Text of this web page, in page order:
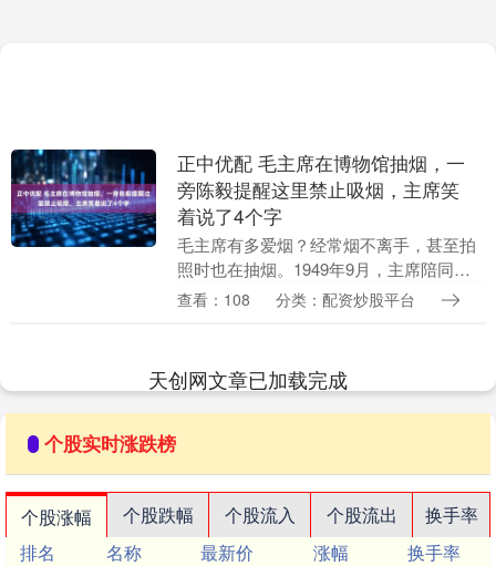
正中优配 毛主席在博物馆抽烟，一
旁陈毅提醒这里禁止吸烟，主席笑
着说了4个字
毛主席有多爱烟？经常烟不离手，甚至拍
照时也在抽烟。1949年9月，主席陪同民
主人士游天坛正中优配，不自觉点起了一
查看：108 分类：配资炒股平台
天创网文章已加载完成
个股实时涨跌榜
个股涨幅 个股跌幅 个股流入 个股流出
换手率
排名
名称 最新价 涨幅
换手率